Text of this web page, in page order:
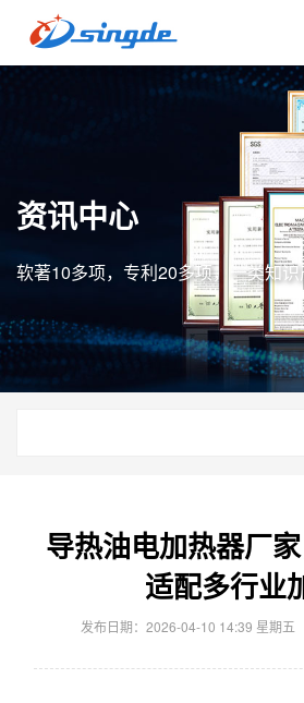
资讯中心
软著10多项，专利20多项，一类知
导热油电加热器厂
适配多行业
发布日期：2026-04-10 14:39 星期五